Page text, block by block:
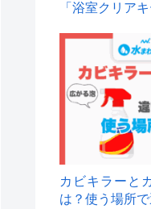
「浴室クリアキ
カビキラーと
は？使う場所で